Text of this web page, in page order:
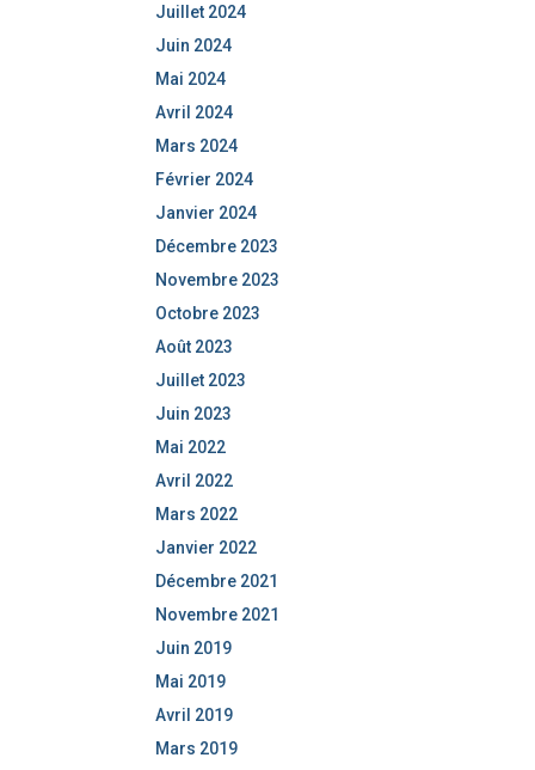
Juillet 2024
Juin 2024
Mai 2024
Avril 2024
Mars 2024
Février 2024
Janvier 2024
Décembre 2023
Novembre 2023
Octobre 2023
Août 2023
Juillet 2023
Juin 2023
Mai 2022
Avril 2022
Mars 2022
Janvier 2022
Décembre 2021
Novembre 2021
Juin 2019
Mai 2019
Avril 2019
Mars 2019